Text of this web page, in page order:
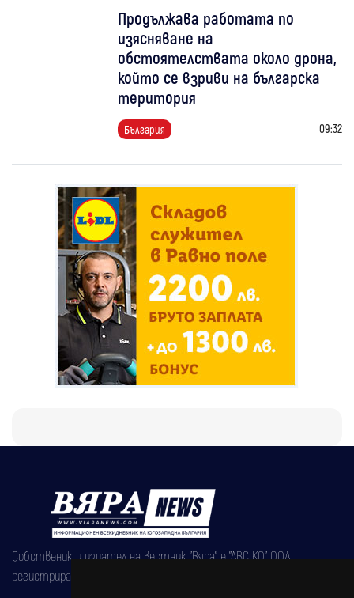
Продължава работата по
изясняване на
обстоятелствата около дрона,
който се взриви на българска
територия
България 09:32
Собственик и издател на вестник "Вяра" е "АВС КО" ООД,
регистрирана на 08.05.2002 година.